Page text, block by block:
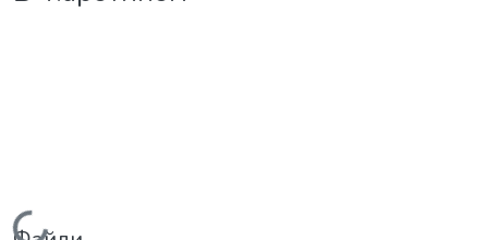
Вантажиться...